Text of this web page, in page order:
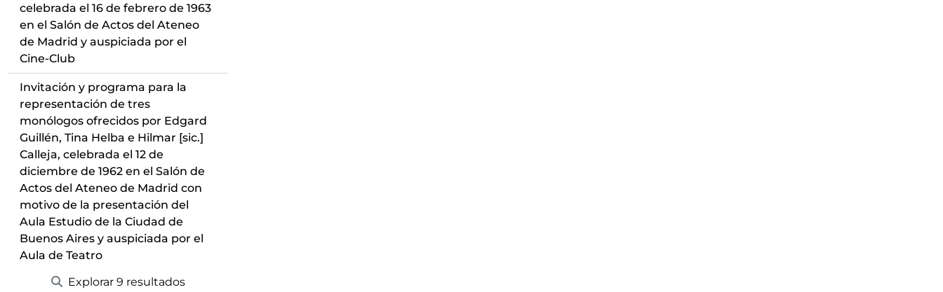
celebrada el 16 de febrero de 1963
en el Salón de Actos del Ateneo
de Madrid y auspiciada por el
Cine-Club
Invitación y programa para la
representación de tres
monólogos ofrecidos por Edgard
Guillén, Tina Helba e Hilmar [sic.]
Calleja, celebrada el 12 de
diciembre de 1962 en el Salón de
Actos del Ateneo de Madrid con
motivo de la presentación del
Aula Estudio de la Ciudad de
Buenos Aires y auspiciada por el
Aula de Teatro
Explorar 9 resultados